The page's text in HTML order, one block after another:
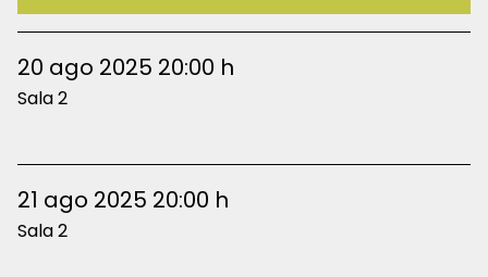
20 ago 2025 20:00 h
Sala 2
21 ago 2025 20:00 h
Sala 2